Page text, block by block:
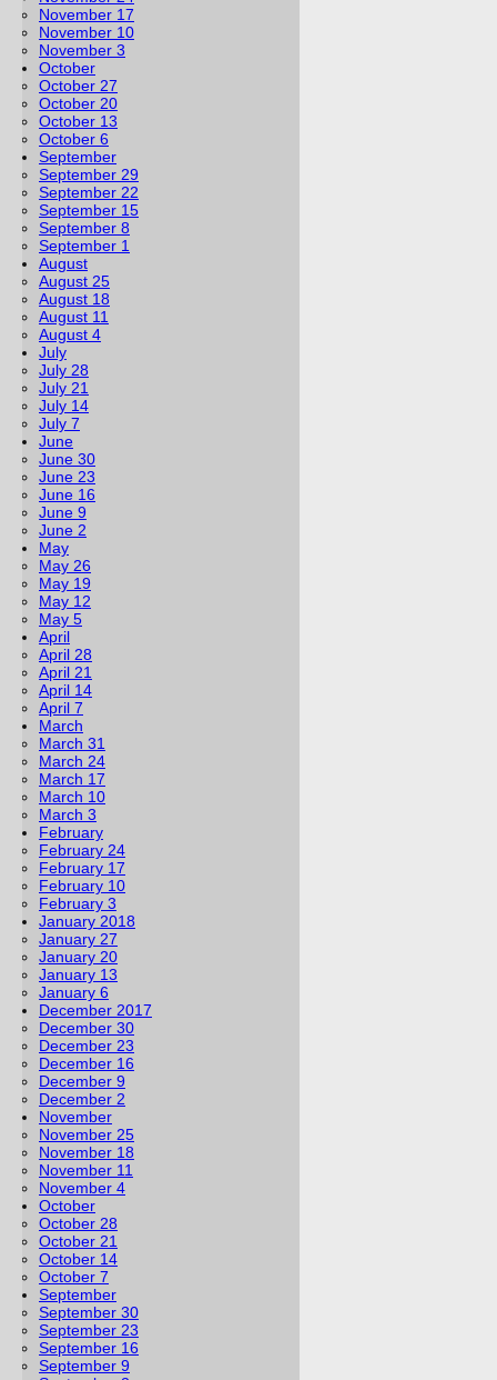
November 17
November 10
November 3
October
October 27
October 20
October 13
October 6
September
September 29
September 22
September 15
September 8
September 1
August
August 25
August 18
August 11
August 4
July
July 28
July 21
July 14
July 7
June
June 30
June 23
June 16
June 9
June 2
May
May 26
May 19
May 12
May 5
April
April 28
April 21
April 14
April 7
March
March 31
March 24
March 17
March 10
March 3
February
February 24
February 17
February 10
February 3
January 2018
January 27
January 20
January 13
January 6
December 2017
December 30
December 23
December 16
December 9
December 2
November
November 25
November 18
November 11
November 4
October
October 28
October 21
October 14
October 7
September
September 30
September 23
September 16
September 9